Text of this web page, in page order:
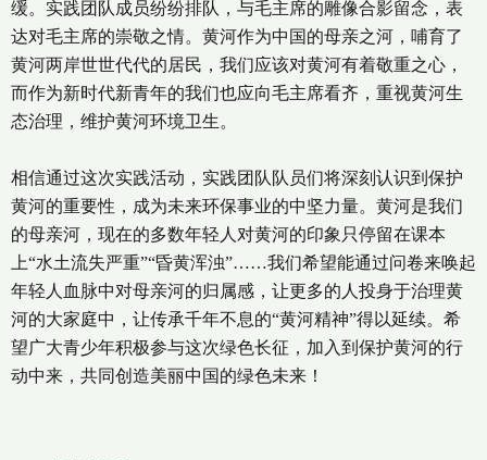
缓。实践团队成员纷纷排队，与毛主席的雕像合影留念，表
达对毛主席的崇敬之情。黄河作为中国的母亲之河，哺育了
黄河两岸世世代代的居民，我们应该对黄河有着敬重之心，
而作为新时代新青年的我们也应向毛主席看齐，重视黄河生
态治理，维护黄河环境卫生。
相信通过这次实践活动，实践团队队员们将深刻认识到保护
黄河的重要性，成为未来环保事业的中坚力量。黄河是我们
的母亲河，现在的多数年轻人对黄河的印象只停留在课本
上“水土流失严重”“昏黄浑浊”……我们希望能通过问卷来唤起
年轻人血脉中对母亲河的归属感，让更多的人投身于治理黄
河的大家庭中，让传承千年不息的“黄河精神”得以延续。希
望广大青少年积极参与这次绿色长征，加入到保护黄河的行
动中来，共同创造美丽中国的绿色未来！